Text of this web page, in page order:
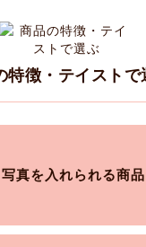
特徴・テイストで
写真を入れられる商品